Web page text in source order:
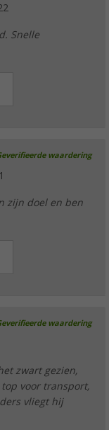
Snelle
waardering
zijn doel en ben
waardering
zwart gezien,
voor transport,
vliegt hij